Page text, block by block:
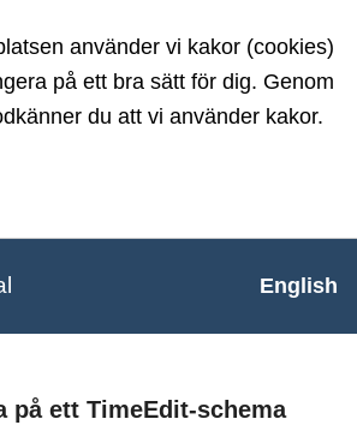
använder vi kakor (cookies)
på ett bra sätt för dig. Genom
du att vi använder kakor.
English
på ett TimeEdit-schema